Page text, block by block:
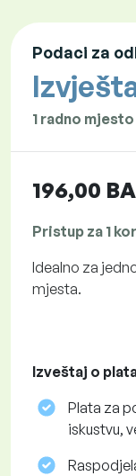
Podaci za
1 radno
196,00
Pristup za 1
Idealno za
mjesta.
Izveštaj o
Plata za
iskustvu,